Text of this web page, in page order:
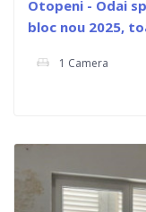
Otopeni - Odai
bloc nou 2025,
1 Camera